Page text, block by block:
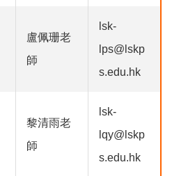
盧佩珊老
師
lsk-
lps@lskp
s.edu.hk
黎清雨老
師
lsk-
lqy@lskp
s.edu.hk